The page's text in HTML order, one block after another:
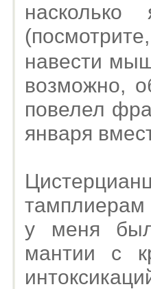
навести
возможно,
повелел
января
тамплиерам
у меня
мантии с